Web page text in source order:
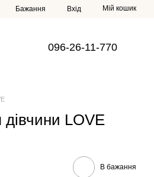
Бажання Вхід Мій кошик
096-26-11-770
дівчини LOVE
В бажання